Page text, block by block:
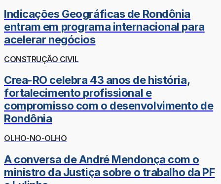
Indicações Geográficas de Rondônia
entram em programa internacional para
acelerar negócios
CONSTRUÇÃO CIVIL
Crea-RO celebra 43 anos de história,
fortalecimento profissional e
compromisso com o desenvolvimento de
Rondônia
OLHO-NO-OLHO
A conversa de André Mendonça com o
ministro da Justiça sobre o trabalho da PF